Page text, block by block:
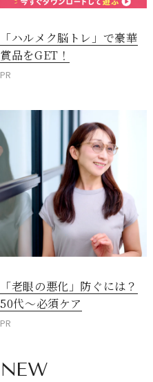
「ハルメク脳トレ」で豪華
賞品をGET！
PR
「老眼の悪化」防ぐには？
50代～必須ケア
PR
NEW